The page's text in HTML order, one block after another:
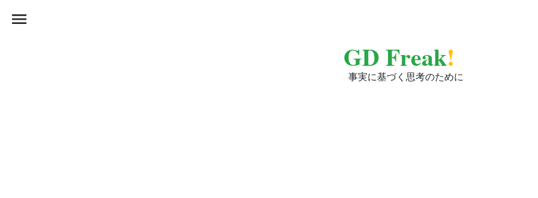
GD Freak!
事実に基づく思考のために
menu